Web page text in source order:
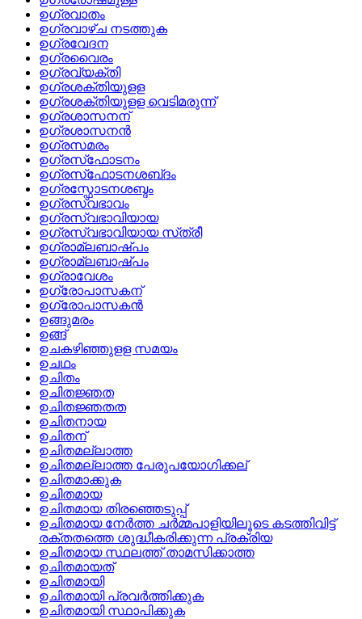
ഉഗ്രവാതം
ഉഗ്രവാഴ്‌ച നടത്തുക
ഉഗ്രവേദന
ഉഗ്രവൈരം
ഉഗ്രവ്യക്തി
ഉഗ്രശക്തിയുളള
ഉഗ്രശക്തിയുളള വെടിമരുന്ന്
ഉഗ്രശാസനന്
ഉഗ്രശാസനന്‍
ഉഗ്രസമരം
ഉഗ്രസ്‌ഫോടനം
ഉഗ്രസ്‌ഫോടനശബ്‌ദം
ഉഗ്രസ്ഫോടനശബ്ദം
ഉഗ്രസ്വഭാവം
ഉഗ്രസ്വഭാവിയായ
ഉഗ്രസ്വഭാവിയായ സ്‌ത്രീ
ഉഗ്രാമ്ലബാഷ്പം
ഉഗ്രാമ്ലബാഷ്‌പം
ഉഗ്രാവേശം
ഉഗ്രോപാസകന്
ഉഗ്രോപാസകന്‍
ഉങ്ങുമരം
ഉങ്ങ്
ഉചകഴിഞ്ഞുളള സമയം
ഉചഥം
ഉചിതം
ഉചിതജ്ഞത
ഉചിതജ്ഞതത
ഉചിതനായ
ഉചിതന്
ഉചിതമല്ലാത്ത
ഉചിതമല്ലാത്ത പേരുപയോഗിക്കല്
ഉചിതമാക്കുക
ഉചിതമായ
ഉചിതമായ തിരഞ്ഞെടുപ്പ്
ഉചിതമായ നേര്‍ത്ത ചര്‍മ്മപാളിയിലൂടെ കടത്തിവിട്ട്‌
രക്തതത്തെ ശുദ്ധീകരിക്കുന്ന പ്രക്രിയ
ഉചിതമായ സ്ഥലത്ത്‌ താമസിക്കാത്ത
ഉചിതമായത്
ഉചിതമായി
ഉചിതമായി പ്രവര്‍ത്തിക്കുക
ഉചിതമായി സ്ഥാപിക്കുക